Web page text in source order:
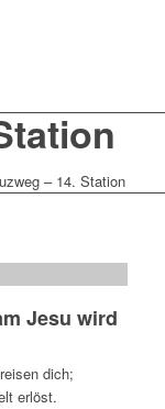
– 14. Station
Jesu wird
dich;
erlöst.